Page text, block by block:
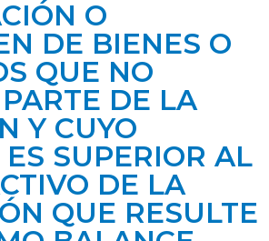
O
DE BIENES O
QUE NO
DE LA
Y CUYO
SUPERIOR AL
DE LA
QUE RESULTE